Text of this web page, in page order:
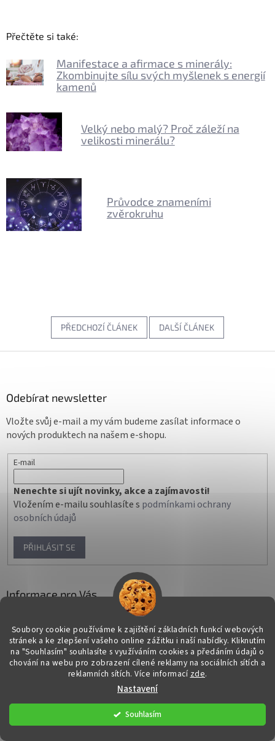
Soubory cookie používáme k zajištění základních funkcí webových
stránek a ke zlepšení vašeho online zážitku i naší nabídky. Kliknutím
na "Souhlasím" souhlasíte s využíváním cookies a předáním údajů o
chování na webu pro zobrazení cílené reklamy na sociálních sítích a
reklamních sítích. Více informací zde.
Nastavení
Souhlasím
Přečtěte si také:
Manifestace a afirmace s minerály:
Zkombinujte sílu svých myšlenek s energií
kamenů
Velký nebo malý? Proč záleží na
velikosti minerálu?
Průvodce znameními
zvěrokruhu
PŘEDCHOZÍ ČLÁNEK DALŠÍ ČLÁNEK
Odebírat newsletter
Vložte svůj e-mail a my vám budeme zasílat informace o
nových produktech na našem e-shopu.
E-mail
Nenechte si ujít novinky, akce a zajímavosti!
Vložením e-mailu souhlasíte s podmínkami ochrany
osobních údajů
PŘIHLÁSIT SE
Informace pro Vás
Telefonická konzultace
Všeobecné obchodní podmínky
Reklamace a vrácení zboží
Ochrana osobních údajů
O nás